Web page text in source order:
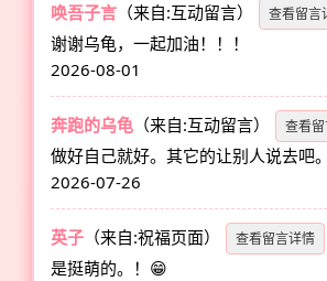
唤吾子言 （来自:互动留言） 查看留言
谢谢乌龟，一起加油！！！
2026-08-01
奔跑的乌龟 （来自:互动留言） 查看
做好自己就好。其它的让别人说去吧。
2026-07-26
英子 （来自:祝福页面） 查看留言详情
是挺萌的。！😁